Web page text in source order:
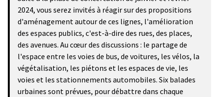
2024, vous serez invités à réagir sur des propositions
d'aménagement autour de ces lignes, l'amélioration
des espaces publics, c'est-­à-dire des rues, des places,
des avenues. Au cœur des discussions : le partage de
l'espace entre les voies de bus, de voitures, les vélos, la
végétalisation, les piétons et les espaces de vie, les
voies et les stationnements automobiles. Six balades
urbaines sont prévues, pour débattre dans chaque